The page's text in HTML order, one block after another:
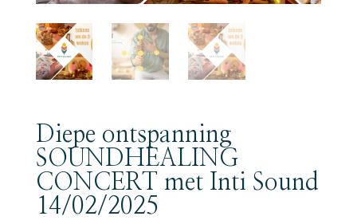
Diepe ontspanning
SOUNDHEALING
CONCERT met Inti Sound
14/02/2025